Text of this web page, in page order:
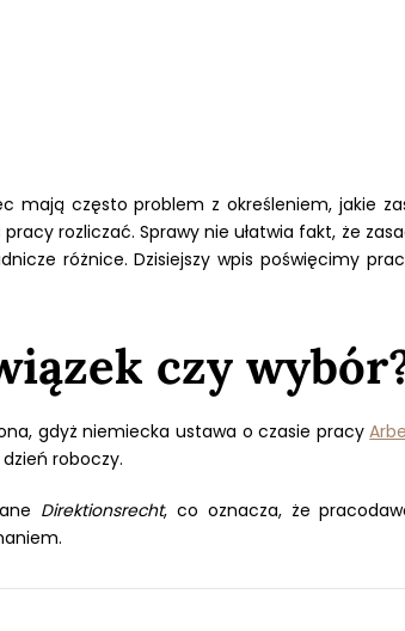
mają często problem z określeniem, jakie
rozliczać. Sprawy nie ułatwia fakt, że
różnice. Dzisiejszy wpis poświęcimy
czy
gdyż niemiecka ustawa o czasie pracy
roboczy.
Direktionsrecht, co oznacza, że